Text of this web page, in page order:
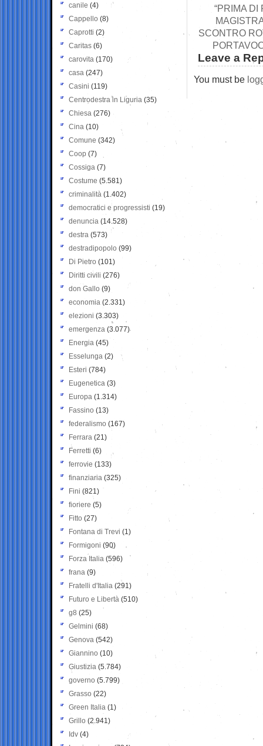
“PRIMA
SCONTRO
Leave a
You must be
canile (4)
Cappello (8)
Caprotti (2)
Caritas (6)
carovita (170)
casa (247)
Casini (119)
Centrodestra in Liguria (35)
Chiesa (276)
Cina (10)
Comune (342)
Coop (7)
Cossiga (7)
Costume (5.581)
criminalità (1.402)
democratici e progressisti (19)
denuncia (14.528)
destra (573)
destradipopolo (99)
Di Pietro (101)
Diritti civili (276)
don Gallo (9)
economia (2.331)
elezioni (3.303)
emergenza (3.077)
Energia (45)
Esselunga (2)
Esteri (784)
Eugenetica (3)
Europa (1.314)
Fassino (13)
federalismo (167)
Ferrara (21)
Ferretti (6)
ferrovie (133)
finanziaria (325)
Fini (821)
fioriere (5)
Fitto (27)
Fontana di Trevi (1)
Formigoni (90)
Forza Italia (596)
frana (9)
Fratelli d'Italia (291)
Futuro e Libertà (510)
g8 (25)
Gelmini (68)
Genova (542)
Giannino (10)
Giustizia (5.784)
governo (5.799)
Grasso (22)
Green Italia (1)
Grillo (2.941)
Idv (4)